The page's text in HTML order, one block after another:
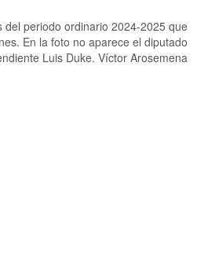
del periodo ordinario 2024-2025 que
En la foto no aparece el diputado
Luis Duke. Víctor Arosemena